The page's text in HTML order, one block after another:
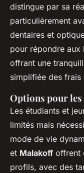
distingue par sa
particulièrement
dentaires et
pour répondre aux
offrant une
simplifiée des frais
Options pour
Les étudiants et
limités mais
mode de vie
et Malakoff offrent
profils, avec des